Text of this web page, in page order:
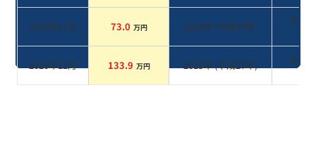
2025年11月 73.0 万円 2015年 (平成27年)
ホワ
2020年12月 133.9 万円 2015年 (平成27年)
ホワ